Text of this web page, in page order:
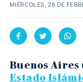
MIÉRCOLES, 26 DE
Buenos Aires
Estado